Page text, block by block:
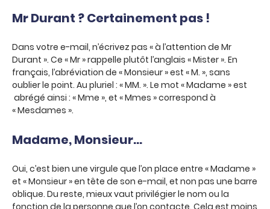
Mr Durant ? Certainement pas !
Dans votre e-mail, n’écrivez pas « à l’attention de Mr
Durant ». Ce « Mr » rappelle plutôt l’anglais « Mister ». En
français, l’abréviation de « Monsieur » est « M. », sans
oublier le point. Au pluriel : « MM. ». Le mot « Madame » est
abrégé ainsi : « Mme », et « Mmes » correspond à
« Mesdames ».
Madame, Monsieur…
Oui, c’est bien une virgule que l’on place entre « Madame »
et « Monsieur » en tête de son e-mail, et non pas une barre
oblique. Du reste, mieux vaut privilégier le nom ou la
fonction de la personne que l’on contacte. Cela est moins